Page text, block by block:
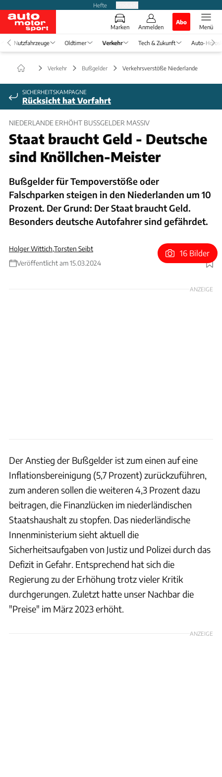
Hefte
Marken Anmelden
Abo
Menü
Nutzfahrzeuge Oldtimer Verkehr Tech & Zukunft Auto-
Verkehr Bußgelder Verkehrsverstöße Niederlande
SICHERHEITSKAMPAGNE
Rücksicht hat Vorfahrt
NIEDERLANDE ERHÖHT BUSSGELDER MASSIV
Staat braucht Geld - Deutsche
sind Knöllchen-Meister
Bußgelder für Tempoverstöße oder
Falschparken steigen in den Niederlanden um 10
Prozent. Der Grund: Der Staat braucht Geld.
Besonders deutsche Autofahrer sind gefährdet.
Holger Wittich,Torsten Seibt
Veröffentlicht am 15.03.2024
Foto: ollo via Getty Images
16 Bilder
ANZEIGE
Der Anstieg der Bußgelder ist zum einen auf eine
Inflationsbereinigung (5,7 Prozent) zurückzuführen,
zum anderen sollen die weiteren 4,3 Prozent dazu
beitragen, die Finanzlücken im niederländischen
Staatshaushalt zu stopfen. Das niederländische
Innenministerium sieht aktuell die
Sicherheitsaufgaben von Justiz und Polizei durch das
Defizit in Gefahr. Entsprechend hat sich die
Regierung zu der Erhöhung trotz vieler Kritik
durchgerungen. Zuletzt hatte unser Nachbar die
"Preise" im März 2023 erhöht.
ANZEIGE